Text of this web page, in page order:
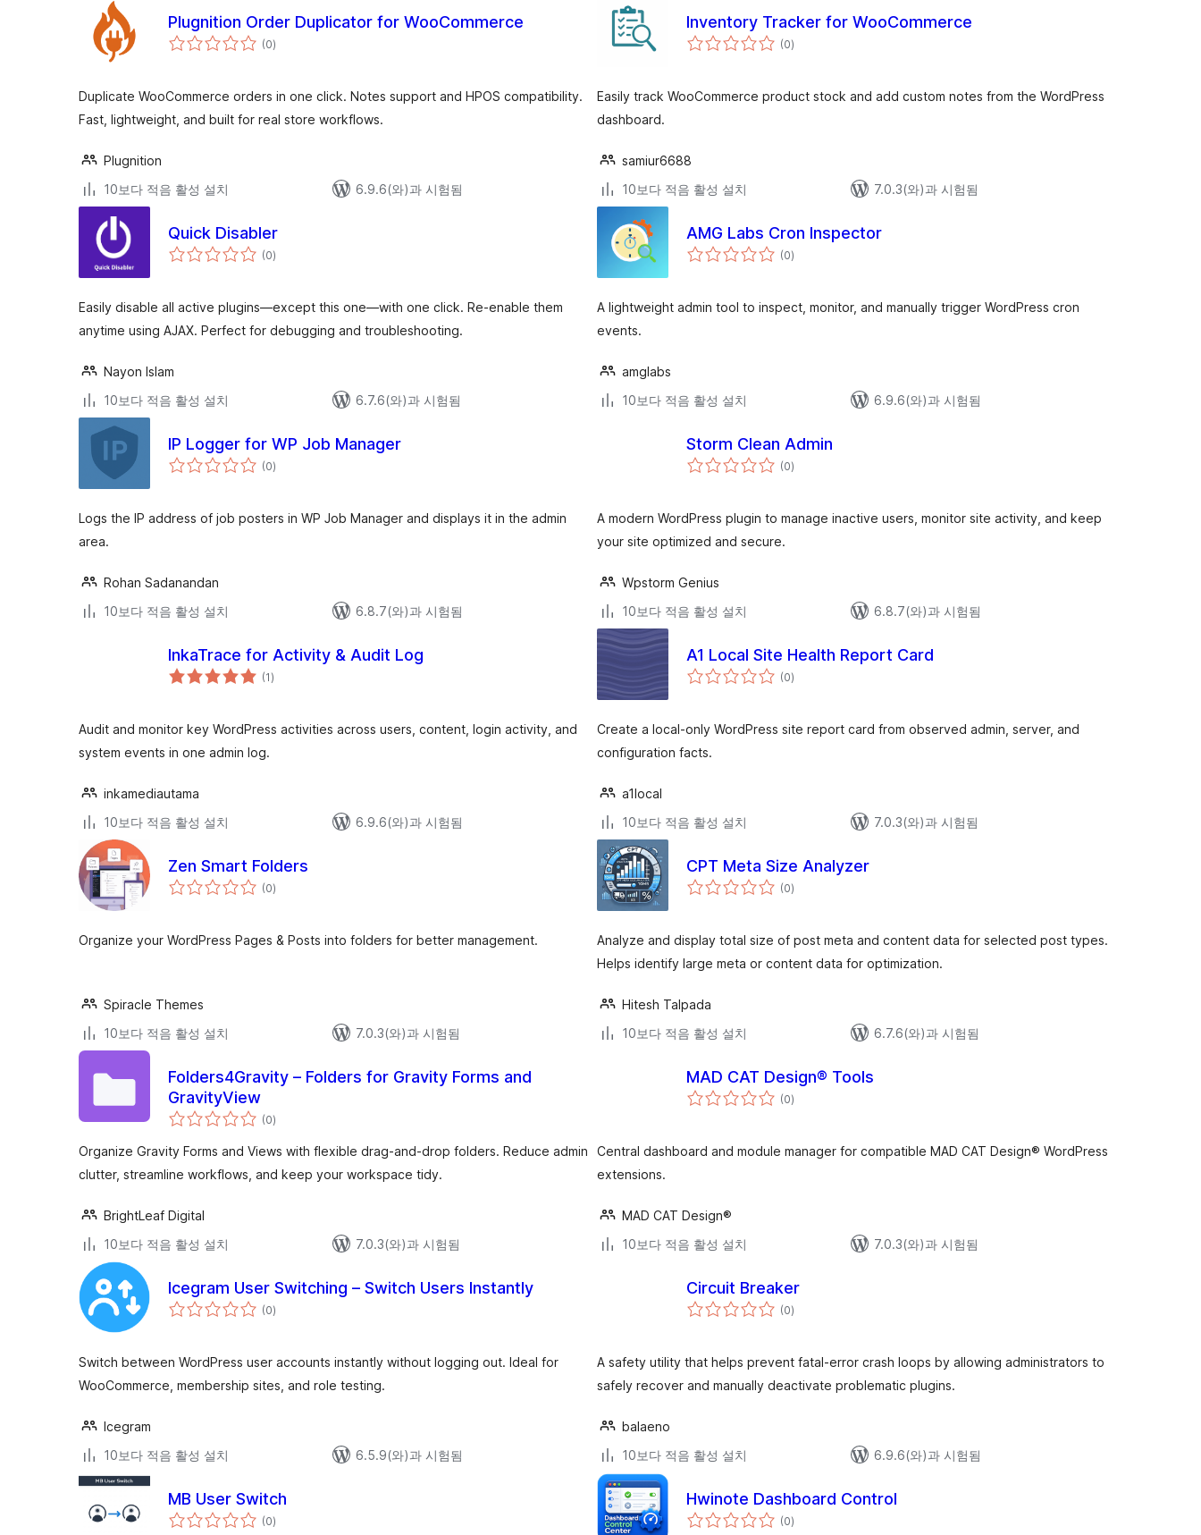
Plugnition Order Duplicator for WooCommerce
(0전
체)
Duplicate WooCommerce orders in one click. Notes support and HPOS compatibility.
Fast, lightweight, and built for real store workflows.
Plugnition
10보다 적음 활성 설치
6.9.6(와)과 시험됨
Inventory Tracker for WooCommerce
(0전
체)
Easily track WooCommerce product stock and add custom notes from the WordPress
dashboard.
samiur6688
10보다 적음 활성 설치
7.0.3(와)과 시험됨
Quick Disabler
(0전
체)
Easily disable all active plugins—except this one—with one click. Re-enable them
anytime using AJAX. Perfect for debugging and troubleshooting.
Nayon Islam
10보다 적음 활성 설치
6.7.6(와)과 시험됨
AMG Labs Cron Inspector
(0전
체)
A lightweight admin tool to inspect, monitor, and manually trigger WordPress cron
events.
amglabs
10보다 적음 활성 설치
6.9.6(와)과 시험됨
IP Logger for WP Job Manager
(0전
체)
Logs the IP address of job posters in WP Job Manager and displays it in the admin
area.
Rohan Sadanandan
10보다 적음 활성 설치
6.8.7(와)과 시험됨
Storm Clean Admin
(0전
체)
A modern WordPress plugin to manage inactive users, monitor site activity, and keep
your site optimized and secure.
Wpstorm Genius
10보다 적음 활성 설치
6.8.7(와)과 시험됨
InkaTrace for Activity & Audit Log
(1전
체)
Audit and monitor key WordPress activities across users, content, login activity, and
system events in one admin log.
inkamediautama
10보다 적음 활성 설치
6.9.6(와)과 시험됨
A1 Local Site Health Report Card
(0전
체)
Create a local-only WordPress site report card from observed admin, server, and
configuration facts.
a1local
10보다 적음 활성 설치
7.0.3(와)과 시험됨
Zen Smart Folders
(0전
체)
Organize your WordPress Pages & Posts into folders for better management.
Spiracle Themes
10보다 적음 활성 설치
7.0.3(와)과 시험됨
CPT Meta Size Analyzer
(0전
체)
Analyze and display total size of post meta and content data for selected post types.
Helps identify large meta or content data for optimization.
Hitesh Talpada
10보다 적음 활성 설치
6.7.6(와)과 시험됨
Folders4Gravity – Folders for Gravity Forms and
GravityView
(0전
체
점
)
Organize Gravity Forms and Views with flexible drag-and-drop folders. Reduce admin
clutter, streamline workflows, and keep your workspace tidy.
BrightLeaf Digital
10보다 적음 활성 설치
7.0.3(와)과 시험됨
MAD CAT Design® Tools
(0전
체)
Central dashboard and module manager for compatible MAD CAT Design® WordPress
extensions.
MAD CAT Design®
10보다 적음 활성 설치
7.0.3(와)과 시험됨
Icegram User Switching – Switch Users Instantly
(0전
체)
Switch between WordPress user accounts instantly without logging out. Ideal for
WooCommerce, membership sites, and role testing.
Icegram
10보다 적음 활성 설치
6.5.9(와)과 시험됨
Circuit Breaker
(0전
체)
A safety utility that helps prevent fatal-error crash loops by allowing administrators to
safely recover and manually deactivate problematic plugins.
balaeno
10보다 적음 활성 설치
6.9.6(와)과 시험됨
MB User Switch
(0전
체)
Hwinote Dashboard Control
(0전
체)